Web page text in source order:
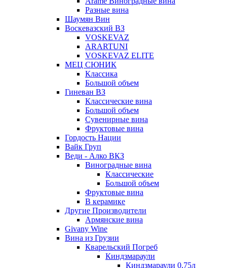
Разные вина
Шаумян Вин
Воскевазский ВЗ
VOSKEVAZ
ARARTUNI
VOSKEVAZ ELITE
МЕЦ СЮНИК
Классика
Большой объем
Гиневан ВЗ
Классические вина
Большой объем
Сувенирные вина
Фруктовые вина
Гордость Нации
Вайк Груп
Веди - Алко ВКЗ
Виноградные вина
Классические
Большой объем
Фруктовые вина
В керамике
Другие Производители
Армянские вина
Givany Wine
Вина из Грузии
Кварельский Погреб
Киндзмараули
Киндзмараули 0,75л